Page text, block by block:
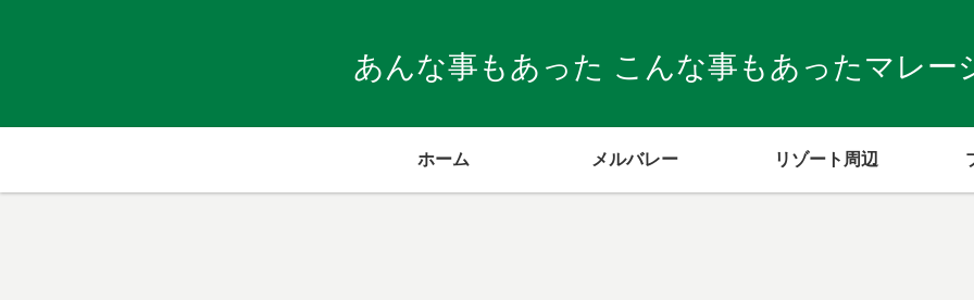
あんな事もあった こんな事もあったマレー
ホーム メルバレー リゾート周辺